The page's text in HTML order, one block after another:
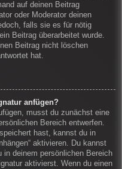
auf deinen Beitrag
oder Moderator deinen
falls sie es für nötig
Beitrag überarbeitet wurde.
Beitrag nicht löschen
hat.
anfügen?
musst du zunächst eine
Bereich entwerfen.
hast, kannst du in
aktivieren. Du kannst
in deinem persönlichen Bereich
aktivierst. Wenn du einen